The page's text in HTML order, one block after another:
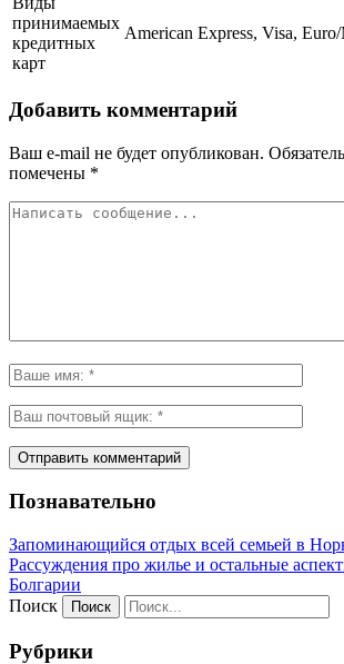
принимаемых
кредитных
карт
American Express, Visa, Euro/
Добавить комментарий
Ваш e-mail не будет опубликован.
помечены *
Познавательно
Запоминающийся отдых всей семьей в
Рассуждения про жилье и остальные
Болгарии
Поиск
Рубрики